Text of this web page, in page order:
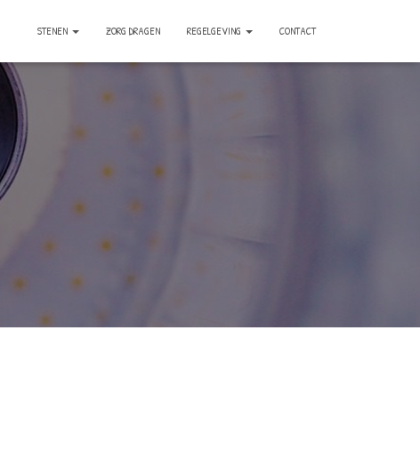
STENEN ZORG DRAGEN REGELGEVING CONTACT